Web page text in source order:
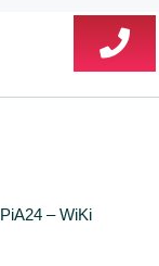
PiA24 – WiKi